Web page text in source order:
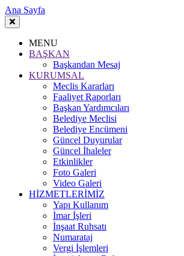
Ana Sayfa
MENU
BAŞKAN
Başkandan Mesaj
KURUMSAL
Meclis Kararları
Faaliyet Raporları
Başkan Yardımcıları
Belediye Meclisi
Belediye Encümeni
Güncel Duyurular
Güncel İhaleler
Etkinlikler
Foto Galeri
Video Galeri
HİZMETLERİMİZ
Yapı Kullanım
İmar İşleri
İnşaat Ruhsatı
Numarataj
Vergi İşlemleri